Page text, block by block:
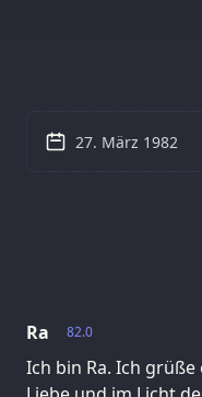
82.0
Ra
Ich bin Ra. Ich
27. März 1982